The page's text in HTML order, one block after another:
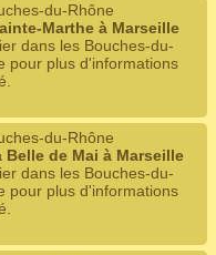
du-Rhône
Marthe à Marseille
dans les Bouches-du-
pour plus d'informations
du-Rhône
Belle de Mai à Marseille
dans les Bouches-du-
pour plus d'informations